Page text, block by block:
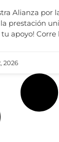
Alianza por
prestación
apoyo! Corre
2026